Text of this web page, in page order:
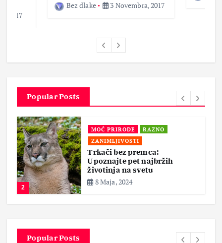
2017
Bez dlake 3 Novembra, 2017
Popular Posts
2
MOĆ PRIRODE
RAZNO
ZANIMLJIVOSTI
Trkači bez premca:
Upoznajte pet najbržih
životinja na svetu
8 Maja, 2024
Popular Posts